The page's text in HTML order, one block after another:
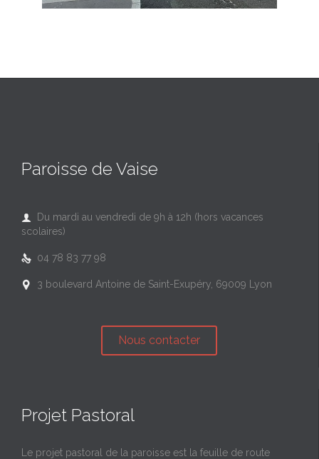
Paroisse de Vaise

Du mardi au vendredi de 9h à 12h (hors vacances
scolaires)
 04 78 83 77 98
 3 boulevard Antoine de Saint-Exupéry, 69009 Lyon
Nous contacter
Projet Pastoral
Le projet pastoral de la paroisse est la feuille de route